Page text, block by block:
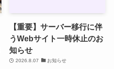
【重要】サーバー移行に伴
うWebサイト一時休止のお
知らせ
2026.8.07 お知らせ